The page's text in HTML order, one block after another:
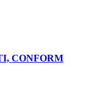
CONFORM